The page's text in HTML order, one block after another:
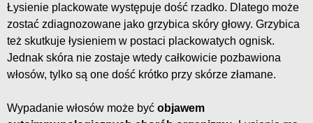
Łysienie plackowate występuje dość rzadko. Dlatego może
zostać zdiagnozowane jako grzybica skóry głowy. Grzybica
też skutkuje łysieniem w postaci plackowatych ognisk.
Jednak skóra nie zostaje wtedy całkowicie pozbawiona
włosów, tylko są one dość krótko przy skórze złamane.
Wypadanie włosów może być objawem